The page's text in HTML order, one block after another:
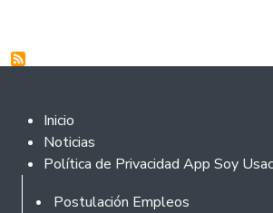
Footer 2
Inicio
Noticias
Política de Privacidad App Soy
Rodapé
Postulación Empleos